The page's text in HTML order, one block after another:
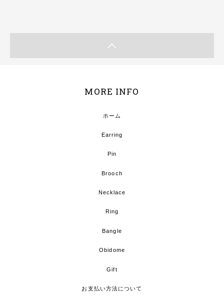
MORE INFO
ホーム
Earring
Pin
Brooch
Necklace
Ring
Bangle
Obidome
Gift
お支払い方法について